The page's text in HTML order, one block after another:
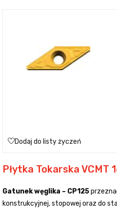
Dodaj do listy życzeń
Płytka Tokarska VCMT
Gatunek węglika – CP125
konstrukcyjnej, stopowej oraz do